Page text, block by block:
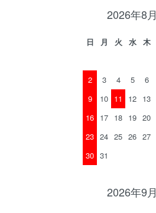
2026年8月
日 月 火 水 木
2
3 4 5 6
9
10 11 12 13
16 17 18 19 20
23 24 25 26 27
30 31
2026年9月